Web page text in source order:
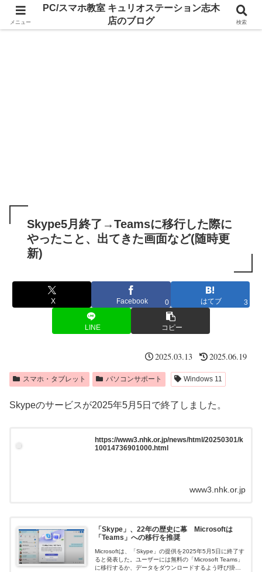
Skype5月終了→Teamsに移行した際に
やったこと、出てきた画面など(随時更
新)
X Facebook 0 はてブ 3
LINE コピー
2025.03.13 2025.06.19
スマホ・タブレット パソコンサポート Windows 11
Skypeのサービスが2025年5月5日で終了しました。
https://www3.nhk.or.jp/news/html/20250301/k
10014736901000.html
www3.nhk.or.jp
「Skype」、22年の歴史に幕 Microsoftは
「Teams」への移行を推奨
Microsoftは、「Skype」の提供を2025年5月5日に終了す
ると発表した。ユーザーには無料の「Microsoft Teams」
に移行するか、データをダウンロードするよう呼び掛け
メニュー
PC/スマホ教室 キュリオステーション志木
店のブログ
検索